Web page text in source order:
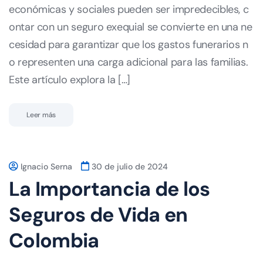
económicas y sociales pueden ser impredecibles, c
ontar con un seguro exequial se convierte en una ne
cesidad para garantizar que los gastos funerarios n
o representen una carga adicional para las familias.
Este artículo explora la […]
Leer más
Ignacio Serna 30 de julio de 2024
La Importancia de los
Seguros de Vida en
Colombia